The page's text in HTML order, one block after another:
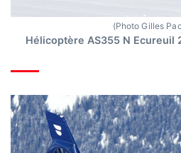
(Photo Gilles
Hélicoptère AS355 N Ecureuil